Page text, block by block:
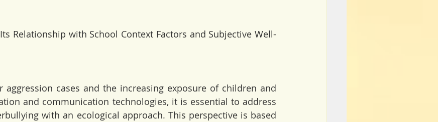
Relationship with School Context Factors and Subjective Well-
aggression cases and the increasing exposure of children and
and communication technologies, it is essential to address
with an ecological approach. This perspective is based